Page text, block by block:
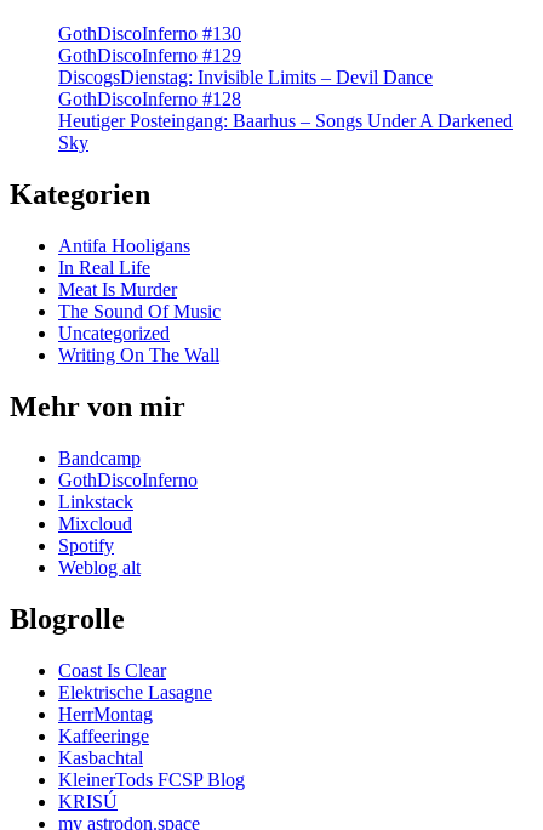
GothDiscoInferno #130
GothDiscoInferno #129
DiscogsDienstag: Invisible Limits – Devil Dance
GothDiscoInferno #128
Heutiger Posteingang: Baarhus – Songs Under A Darkened
Sky
Kategorien
Antifa Hooligans
In Real Life
Meat Is Murder
The Sound Of Music
Uncategorized
Writing On The Wall
Mehr von mir
Bandcamp
GothDiscoInferno
Linkstack
Mixcloud
Spotify
Weblog alt
Blogrolle
Coast Is Clear
Elektrische Lasagne
HerrMontag
Kaffeeringe
Kasbachtal
KleinerTods FCSP Blog
KRISÚ
my astrodon.space